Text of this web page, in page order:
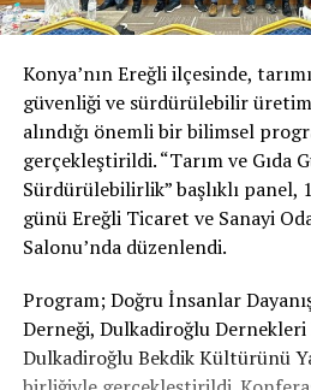
Konya’nın Ereğli ilçesinde,
güvenliği ve sürdürülebilir
alındığı önemli bir bilimsel
gerçekleştirildi. “Tarım ve Gıda
Sürdürülebilirlik” başlıklı panel,
günü Ereğli Ticaret ve Sanayi
Salonu’nda düzenlendi.
Program; Doğru İnsanlar
Derneği, Dulkadiroğlu Dernekleri
Dulkadiroğlu Bekdik Kültürünü